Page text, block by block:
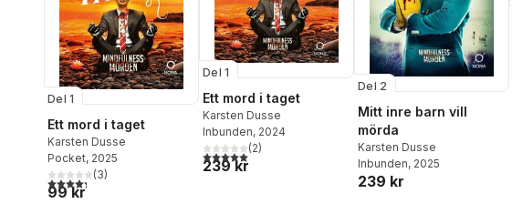
Del 1
Ett mord i taget
Karsten Dusse
Pocket, 2025
4,3utav 5 stjärnor. Totalt antal röster:
(3)
99 kr
Del 1
Ett mord i taget
Karsten Dusse
Inbunden, 2024
5,0utav 5 stjärnor. Totalt antal röster:
(2)
239 kr
Del 2
Mitt inre barn vill
mörda
Karsten Dusse
Inbunden, 2025
239 kr